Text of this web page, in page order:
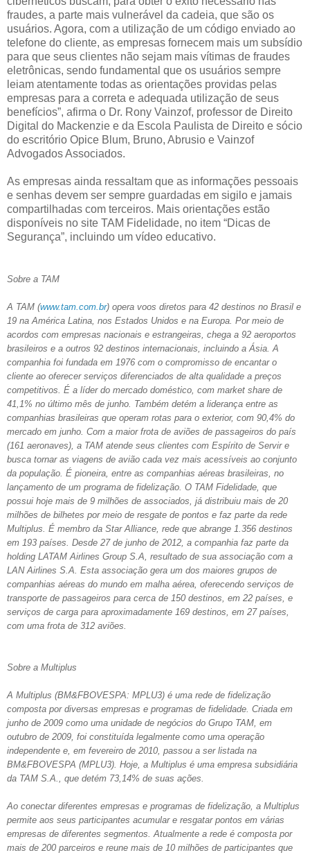
fraudes, a parte mais vulnerável da cadeia, que são os
usuários. Agora, com a utilização de um código enviado ao
telefone do cliente, as empresas fornecem mais um subsídio
para que seus clientes não sejam mais vítimas de fraudes
eletrônicas, sendo fundamental que os usuários sempre
leiam atentamente todas as orientações providas pelas
empresas para a correta e adequada utilização de seus
benefícios”, afirma o Dr. Rony Vainzof, professor de Direito
Digital do Mackenzie e da Escola Paulista de Direito e sócio
do escritório Opice Blum, Bruno, Abrusio e Vainzof
Advogados Associados.
As empresas ainda ressaltam que as informações pessoais
e senhas devem ser sempre guardadas em sigilo e jamais
compartilhadas com terceiros. Mais orientações estão
disponíveis no site TAM Fidelidade, no item “Dicas de
Segurança”, incluindo um vídeo educativo.
Sobre a TAM
A TAM (www.tam.com.br) opera voos diretos para 42 destinos no Brasil e
19 na América Latina, nos Estados Unidos e na Europa. Por meio de
acordos com empresas nacionais e estrangeiras, chega a 92 aeroportos
brasileiros e a outros 92 destinos internacionais, incluindo a Ásia. A
companhia foi fundada em 1976 com o compromisso de encantar o
cliente ao oferecer serviços diferenciados de alta qualidade a preços
competitivos. É a líder do mercado doméstico, com market share de
41,1% no último mês de junho. Também detém a liderança entre as
companhias brasileiras que operam rotas para o exterior, com 90,4% do
mercado em junho. Com a maior frota de aviões de passageiros do país
(161 aeronaves), a TAM atende seus clientes com Espírito de Servir e
busca tornar as viagens de avião cada vez mais acessíveis ao conjunto
da população. É pioneira, entre as companhias aéreas brasileiras, no
lançamento de um programa de fidelização. O TAM Fidelidade, que
possui hoje mais de 9 milhões de associados, já distribuiu mais de 20
milhões de bilhetes por meio de resgate de pontos e faz parte da rede
Multiplus. É membro da Star Alliance, rede que abrange 1.356 destinos
em 193 países. Desde 27 de junho de 2012, a companhia faz parte da
holding LATAM Airlines Group S.A, resultado de sua associação com a
LAN Airlines S.A. Esta associação gera um dos maiores grupos de
companhias aéreas do mundo em malha aérea, oferecendo serviços de
transporte de passageiros para cerca de 150 destinos, em 22 países, e
serviços de carga para aproximadamente 169 destinos, em 27 países,
com uma frota de 312 aviões.
Sobre a Multiplus
A Multiplus (BM&FBOVESPA: MPLU3) é uma rede de fidelização
composta por diversas empresas e programas de fidelidade. Criada em
junho de 2009 como uma unidade de negócios do Grupo TAM, em
outubro de 2009, foi constituída legalmente como uma operação
independente e, em fevereiro de 2010, passou a ser listada na
BM&FBOVESPA (MPLU3). Hoje, a Multiplus é uma empresa subsidiária
da TAM S.A., que detém 73,14% de suas ações.
Ao conectar diferentes empresas e programas de fidelização, a Multiplus
permite aos seus participantes acumular e resgatar pontos em várias
empresas de diferentes segmentos. Atualmente a rede é composta por
mais de 200 parceiros e reune mais de 10 milhões de participantes que